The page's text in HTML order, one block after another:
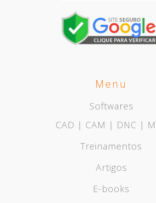
Menu
Softwares
CAD | CAM | DNC |
Treinamentos
Artigos
E-books